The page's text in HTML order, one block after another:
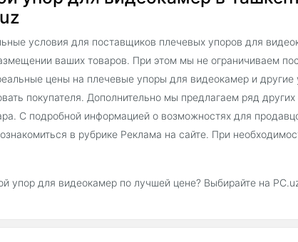
условия для поставщиков плечевых упоров для
ваших товаров. При этом мы не ограничиваем
цены на плечевые упоры для видеокамер и другие
покупателя. Дополнительно мы предлагаем ряд
С подробной информацией о возможностях для
в рубрике Реклама на сайте. При
упор для видеокамер по лучшей цене? Выбирайте на